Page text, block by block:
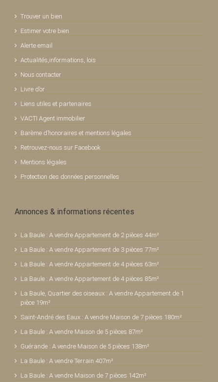
Trouver un bien
Estimer votre bien
Alerte email
Actualités,informations, lois
Nous contacter
Livre d’or
Liens utiles et partenaires
VACTI Agent immobilier
Barème d’honoraires et mentions légales
Retrouvez-nous sur Facebook
Mentions légales
Protection des données personnelles
Annonces & informations récentes
La Baule : A vendre Appartement de 2 pièces 44m²
La Baule : A vendre Appartement de 3 pièces 77m²
La Baule : A vendre Appartement de 4 pièces 63m²
La Baule : A vendre Appartement de 4 pièces 85m²
La Baule, Quartier des oiseaux : A vendre Appartement de 1
pièce 19m²
Saint-André des Eaux : A vendre Maison de 7 pièces 180m²
La Baule : A vendre Maison de 5 pièces 87m²
Guérande : A vendre Maison de 5 pièces 138m²
La Baule : A vendre Terrain 407m²
La Baule : A vendre Maison de 7 pièces 142m²